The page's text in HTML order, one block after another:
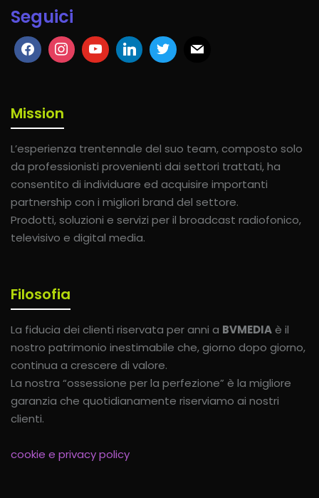
Seguici
Mission
L’esperienza trentennale del suo team, composto solo
da professionisti provenienti dai settori trattati, ha
consentito di individuare ed acquisire importanti
partnership con i migliori brand del settore.
Prodotti, soluzioni e servizi per il broadcast radiofonico,
televisivo e digital media.
Filosofia
La fiducia dei clienti riservata per anni a BVMEDIAè il
nostro patrimonio inestimabile che, giorno dopo giorno,
continua a crescere di valore.
La nostra “ossessione per la perfezione” è la migliore
garanzia che quotidianamente riserviamo ai nostri
clienti.
cookie e privacy policy